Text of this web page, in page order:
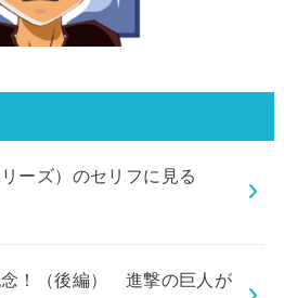
ーズ）のセリフに見る
念！（後編） 進撃の巨人が